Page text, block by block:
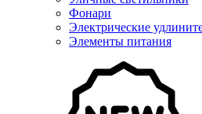
Фонари
Электрические
Элементы питания